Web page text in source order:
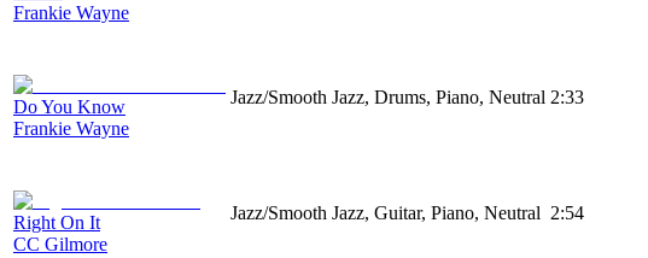
Frankie Wayne
Do You Know
Frankie Wayne
Jazz/Smooth Jazz, Drums, Piano, Neutral 2:33
Right On It
CC Gilmore
Jazz/Smooth Jazz, Guitar, Piano, Neutral 2:54